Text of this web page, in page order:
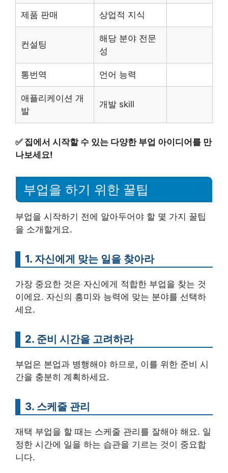
제품 판매 상업적 지식
컨설팅
해당 분야 전문
성
통번역 언어 능력
애플리케이션 개
발
개발 skill
✅ 집에서 시작할 수 있는 다양한 부업 아이디어를 만
나보세요!
부업을 하기 위한 꿀팁
부업을 시작하기 전에 알아두어야 할 몇 가지 꿀팁
을 소개할게요.
1. 자신에게 맞는 일을 찾아라
가장 중요한 것은 자신에게 적합한 부업을 찾는 것
이에요. 자신의 흥미와 능력에 맞는 분야를 선택하
세요.
2. 준비 시간을 고려하라
부업은 본업과 병행해야 하므로, 이를 위한 준비 시
간을 충분히 계획하세요.
3. 스케줄 관리
재택 부업을 할 때는 스케줄 관리를 잘해야 해요. 일
정한 시간에 일을 하는 습관을 기르는 것이 중요합
니다.